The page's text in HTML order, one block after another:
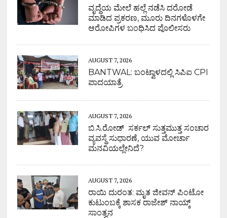
ವೃದ್ಧೆಯ ಮೇಲೆ ಹಲ್ಲೆ ನಡೆಸಿ ದರೋಡೆ
ಮಾಡಿದ ಪ್ರಕರಣ, ಮೂರು ದಿನಗಳೊಳಗೇ
ಆರೋಪಿಗಳ ಬಂಧಿಸಿದ ಪೊಲೀಸರು
AUGUST 7, 2026
BANTWAL: ಬಂಟ್ವಾಳದಲ್ಲಿ ಸಿಪಿಐ CPI
ಪಾದಯಾತ್ರೆ
AUGUST 7, 2026
ಬಿ.ಸಿ.ರೋಡ್ ಸರ್ಕಲ್ ಸುತ್ತಮುತ್ತ ಸಂಚಾರ
ವ್ಯವಸ್ಥೆ ಸುಧಾರಣೆ, ಯುವ ಮೋರ್ಚಾ
ಮನವಿಯಲ್ಲೇನಿದೆ?
AUGUST 7, 2026
ರಾಯಿ ದುರಂತ: ಮೃತ ಜೀವನ್ ಪಿಂಟೋ
ಕುಟುಂಬಕ್ಕೆ ಶಾಸಕ ರಾಜೇಶ್ ನಾಯ್ಕ್
ಸಾಂತ್ವನ